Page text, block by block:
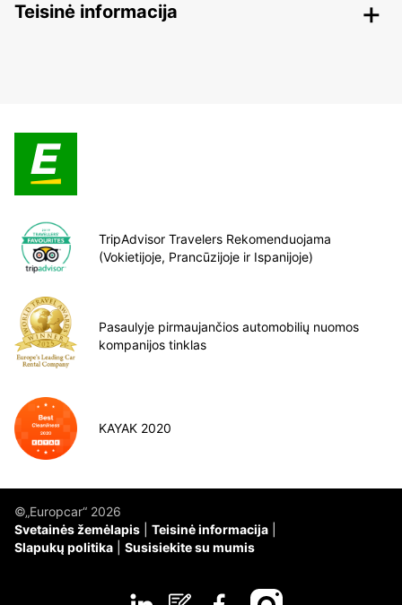
Teisinė informacija
TripAdvisor Travelers Rekomenduojama
(Vokietijoje, Prancūzijoje ir Ispanijoje)
Pasaulyje pirmaujančios automobilių nuomos
kompanijos tinklas
KAYAK 2020
©„Europcar“ 2026
Svetainės žemėlapis
Teisinė informacija
Slapukų politika
Susisiekite su mumis